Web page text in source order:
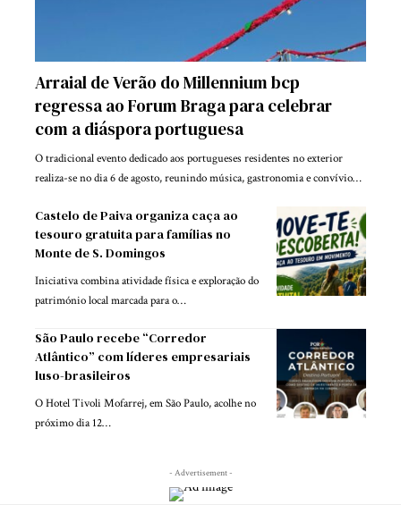
Arraial de Verão do Millennium bcp
regressa ao Forum Braga para celebrar
com a diáspora portuguesa
O tradicional evento dedicado aos portugueses residentes no exterior
realiza-se no dia 6 de agosto, reunindo música, gastronomia e convívio…
Castelo de Paiva organiza caça ao
tesouro gratuita para famílias no
Monte de S. Domingos
Iniciativa combina atividade física e exploração do
património local marcada para o…
São Paulo recebe “Corredor
Atlântico” com líderes empresariais
luso-brasileiros
O Hotel Tivoli Mofarrej, em São Paulo, acolhe no
próximo dia 12…
- Advertisement -